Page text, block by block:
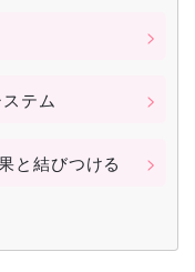
テム
と結びつける